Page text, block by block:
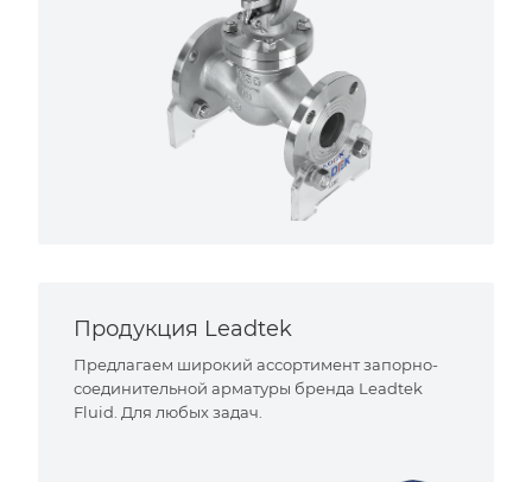
Продукция Leadtek
Предлагаем широкий ассортимент запорно-
соединительной арматуры бренда Leadtek
Fluid. Для любых задач.